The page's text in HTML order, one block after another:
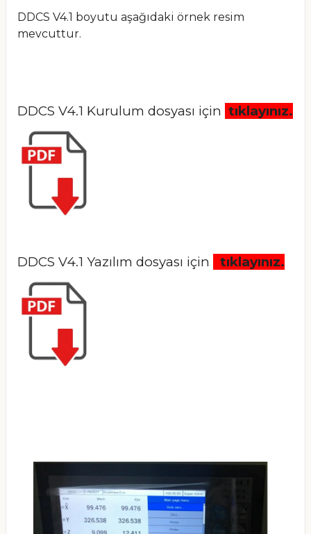
DDCS V4.1 boyutu aşağıdaki örnek resim
mevcuttur.
DDCS V4.1 Kurulum dosyası için tıklayınız.
DDCS V4.1 Yazılım dosyası için tıklayınız.